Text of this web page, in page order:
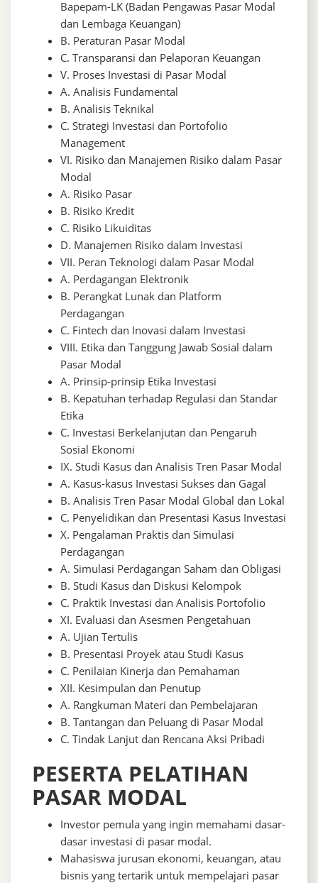
Bapepam-LK (Badan Pengawas Pasar Modal
dan Lembaga Keuangan)
B. Peraturan Pasar Modal
C. Transparansi dan Pelaporan Keuangan
V. Proses Investasi di Pasar Modal
A. Analisis Fundamental
B. Analisis Teknikal
C. Strategi Investasi dan Portofolio
Management
VI. Risiko dan Manajemen Risiko dalam Pasar
Modal
A. Risiko Pasar
B. Risiko Kredit
C. Risiko Likuiditas
D. Manajemen Risiko dalam Investasi
VII. Peran Teknologi dalam Pasar Modal
A. Perdagangan Elektronik
B. Perangkat Lunak dan Platform
Perdagangan
C. Fintech dan Inovasi dalam Investasi
VIII. Etika dan Tanggung Jawab Sosial dalam
Pasar Modal
A. Prinsip-prinsip Etika Investasi
B. Kepatuhan terhadap Regulasi dan Standar
Etika
C. Investasi Berkelanjutan dan Pengaruh
Sosial Ekonomi
IX. Studi Kasus dan Analisis Tren Pasar Modal
A. Kasus-kasus Investasi Sukses dan Gagal
B. Analisis Tren Pasar Modal Global dan Lokal
C. Penyelidikan dan Presentasi Kasus Investasi
X. Pengalaman Praktis dan Simulasi
Perdagangan
A. Simulasi Perdagangan Saham dan Obligasi
B. Studi Kasus dan Diskusi Kelompok
C. Praktik Investasi dan Analisis Portofolio
XI. Evaluasi dan Asesmen Pengetahuan
A. Ujian Tertulis
B. Presentasi Proyek atau Studi Kasus
C. Penilaian Kinerja dan Pemahaman
XII. Kesimpulan dan Penutup
A. Rangkuman Materi dan Pembelajaran
B. Tantangan dan Peluang di Pasar Modal
C. Tindak Lanjut dan Rencana Aksi Pribadi
PESERTA PELATIHAN
PASAR MODAL
Investor pemula yang ingin memahami dasar-
dasar investasi di pasar modal.
Mahasiswa jurusan ekonomi, keuangan, atau
bisnis yang tertarik untuk mempelajari pasar